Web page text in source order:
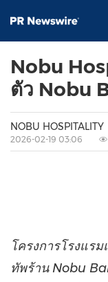
Nobu
ตัว Nobu
NOBU HOSPITALITY
2026-02-19 03:06
โครงการโรงแร
ทัพร้าน Nobu